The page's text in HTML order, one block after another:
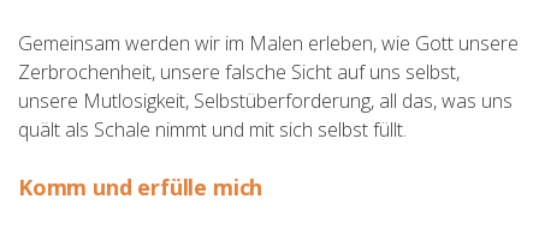
Gemeinsam werden wir im Malen erleben, wie Gott unsere
Zerbrochenheit, unsere falsche Sicht auf uns selbst,
unsere Mutlosigkeit, Selbstüberforderung, all das, was uns
quält als Schale nimmt und mit sich selbst füllt.
Komm und erfülle mich